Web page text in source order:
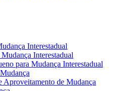
Interestadual
Interestadual
para Mudança Interestadual
Aproveitamento de Mudança